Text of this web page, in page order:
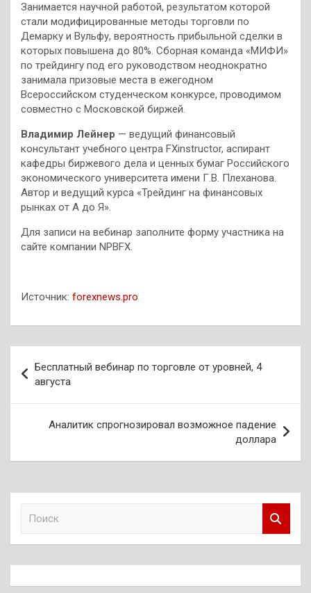
Занимается научной работой, результатом которой
стали модифицированные методы торговли по
Демарку и Вульфу, вероятность прибыльной сделки в
которых повышена до 80%. Сборная команда «МИФИ»
по трейдингу под его руководством неоднократно
занимала призовые места в ежегодном
Всероссийском студенческом конкурсе, проводимом
совместно с Московской биржей.
Владимир Лейнер — ведущий финансовый
консультант учебного центра FXinstructor, аспирант
кафедры биржевого дела и ценных бумаг Российского
экономического университета имени Г.В. Плеханова.
Автор и ведущий курса «Трейдинг на финансовых
рынках от А до Я».
Для записи на вебинар заполните форму участника на
сайте компании NPBFX.
Источник: forexnews.pro
по
записям
Бесплатный вебинар по торговле от уровней, 4
августа
Аналитик спрогнозировал возможное падение
доллара
к